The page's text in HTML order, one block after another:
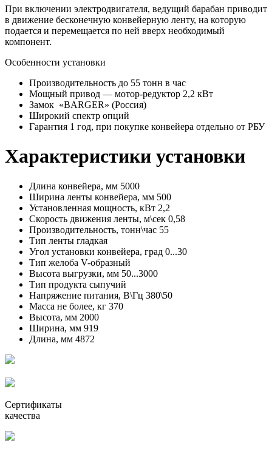
При включении электродвигателя, ведущий барабан приводит
в движение бесконечную конвейерную ленту, на которую
подается и перемещается по ней вверх необходимый
компонент.
Особенности установки
Производительность до 55 тонн в час
Мощный привод — мотор-редуктор 2,2 кВт
Замок «BARGER» (Россия)
Широкий спектр опций
Гарантия 1 год, при покупке конвейера отдельно от РБУ
Характеристики установки
Длина конвейера, мм 5000
Ширина ленты конвейера, мм 500
Установленная мощность, кВт 2,2
Скорость движения ленты, м\сек 0,58
Производительность, тонн\час 55
Тип ленты гладкая
Угол установки конвейера, град 0...30
Тип желоба V-образный
Высота выгрузки, мм 50...3000
Тип продукта сыпучий
Напряжение питания, В\Гц 380\50
Масса не более, кг 370
Высота, мм 2000
Ширина, мм 919
Длина, мм 4872
Сертификаты
качества